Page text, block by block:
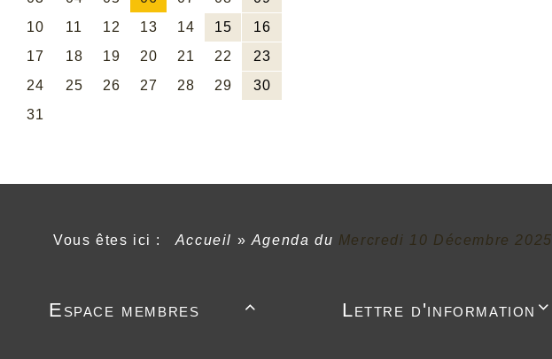
Vous êtes ici : Accueil » Agenda du Mercredi 10 Décembre 2025

Espace membres 
Lettre d'information